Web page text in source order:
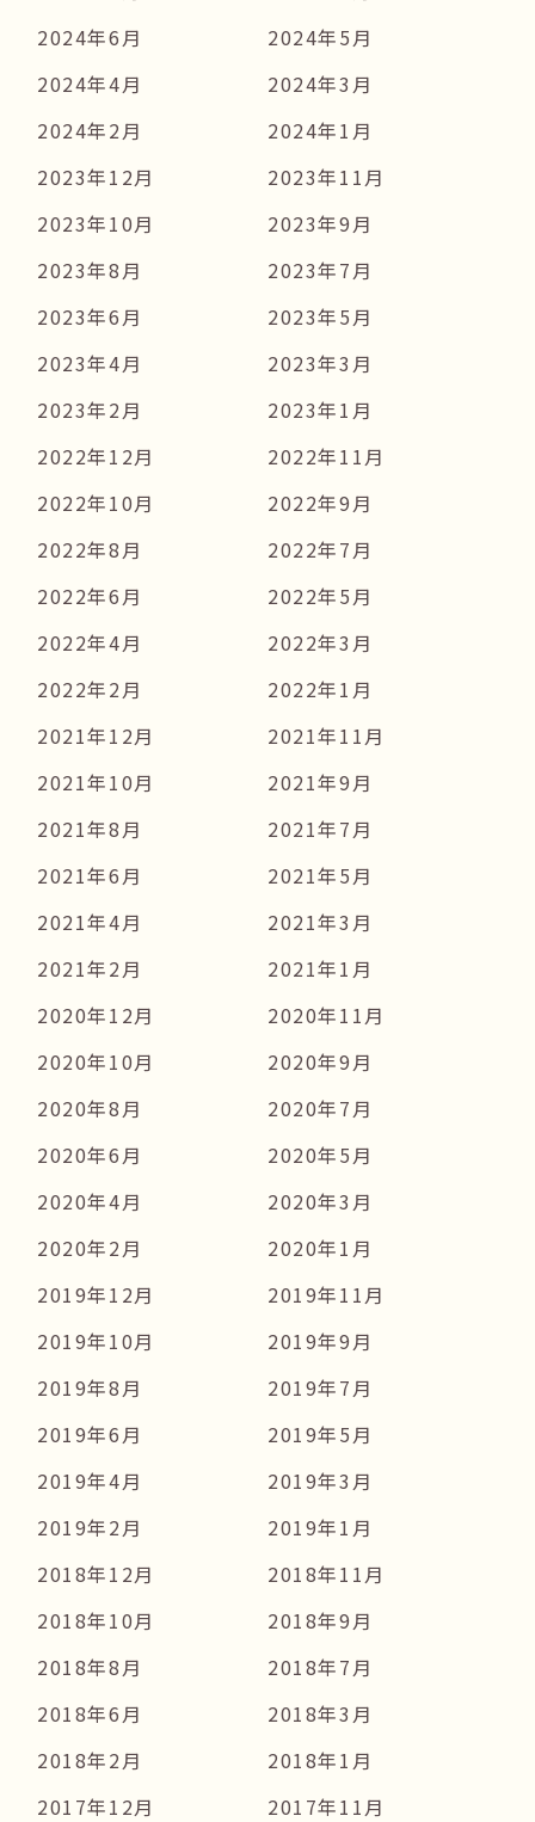
2024年6月
2024年5月
2024年4月
2024年3月
2024年2月
2024年1月
2023年12月
2023年11月
2023年10月
2023年9月
2023年8月
2023年7月
2023年6月
2023年5月
2023年4月
2023年3月
2023年2月
2023年1月
2022年12月
2022年11月
2022年10月
2022年9月
2022年8月
2022年7月
2022年6月
2022年5月
2022年4月
2022年3月
2022年2月
2022年1月
2021年12月
2021年11月
2021年10月
2021年9月
2021年8月
2021年7月
2021年6月
2021年5月
2021年4月
2021年3月
2021年2月
2021年1月
2020年12月
2020年11月
2020年10月
2020年9月
2020年8月
2020年7月
2020年6月
2020年5月
2020年4月
2020年3月
2020年2月
2020年1月
2019年12月
2019年11月
2019年10月
2019年9月
2019年8月
2019年7月
2019年6月
2019年5月
2019年4月
2019年3月
2019年2月
2019年1月
2018年12月
2018年11月
2018年10月
2018年9月
2018年8月
2018年7月
2018年6月
2018年3月
2018年2月
2018年1月
2017年12月
2017年11月